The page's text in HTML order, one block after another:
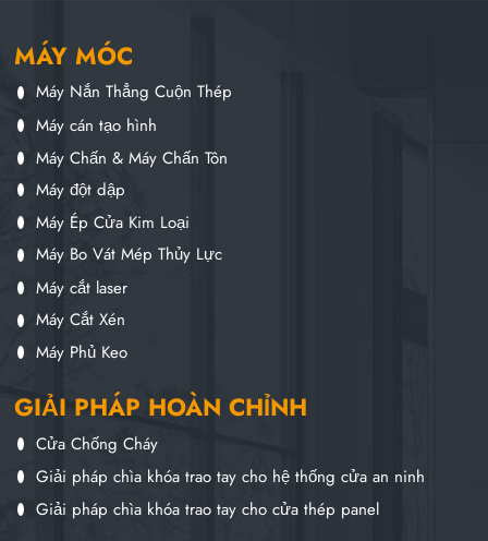
MÁY MÓC
Máy Nắn Thẳng Cuộn Thép
Máy cán tạo hình
Máy Chấn & Máy Chấn Tôn
Máy đột dập
Máy Ép Cửa Kim Loại
Máy Bo Vát Mép Thủy Lực
Máy cắt laser
Máy Cắt Xén
Máy Phủ Keo
GIẢI PHÁP HOÀN CHỈNH
Cửa Chống Cháy
Giải pháp chìa khóa trao tay cho hệ thống cửa an ninh
Giải pháp chìa khóa trao tay cho cửa thép panel